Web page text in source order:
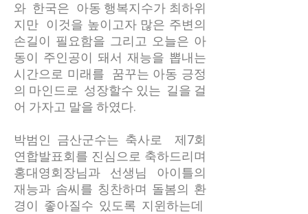
와 한국은 아동 행복지수가 최하위
지만 이것을 높이고자 많은 주변의
손길이 필요함을 그리고 오늘은 아
동이 주인공이 돼서 재능을 뽑내는
시간으로 미래를 꿈꾸는 아동 긍정
의 마인드로 성장할수 있는 길을 걸
어 가자고 말을 하였다.
박범인 금산군수는 축사로 제7회
연합발표회를 진심으로 축하드리며
홍대영회장님과 선생님 아이틀의
재능과 솜씨를 칭찬하며 돌봄의 환
경이 좋아질수 있도록 지윈하는데